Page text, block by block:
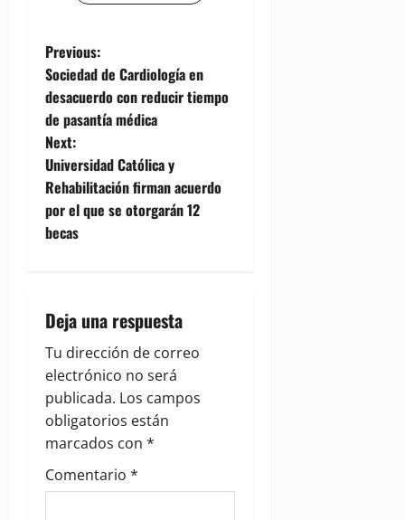
P
o
s
t
n
a
i
g
a
t
i
Previous:
Sociedad de Cardiología en
desacuerdo con reducir tiempo
de pasantía médica
Next:
Universidad Católica y
Rehabilitación firman acuerdo
por el que se otorgarán 12
becas
Deja una respuesta
Tu dirección de correo
electrónico no será
publicada. Los campos
obligatorios están
marcados con *
Comentario *